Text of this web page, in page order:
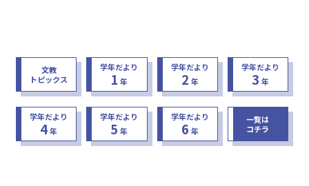
文教
トピックス
学年だより
1 年
学年だより
2 年
学年だより
3 年
学年だより
4年
学年だより
5 年
学年だより
6 年
一覧は
コチラ